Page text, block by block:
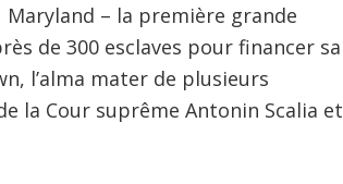
Maryland – la première grande
de 300 esclaves pour financer sa
l’alma mater de plusieurs
la Cour suprême Antonin Scalia et